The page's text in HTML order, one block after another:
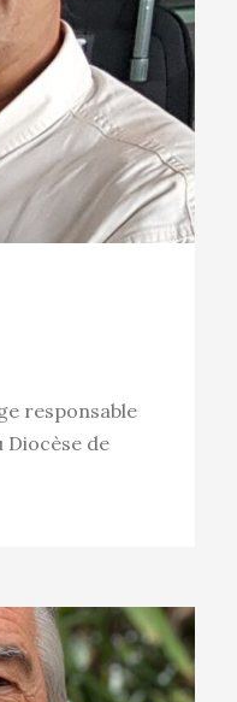
responsable
Diocèse de